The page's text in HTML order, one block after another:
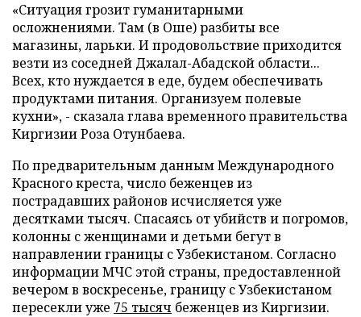
«Ситуация грозит гуманитарными
осложнениями. Там (в Оше) разбиты все
магазины, ларьки. И продовольствие приходится
везти из соседней Джалал-Абадской области...
Всех, кто нуждается в еде, будем обеспечивать
продуктами питания. Организуем полевые
кухни», - сказала глава временного правительства
Киргизии Роза Отунбаева.
По предварительным данным Международного
Красного креста, число беженцев из
пострадавших районов исчисляется уже
десятками тысяч. Спасаясь от убийств и погромов,
колонны с женщинами и детьми бегут в
направлении границы с Узбекистаном. Согласно
информации МЧС этой страны, предоставленной
вечером в воскресенье, границу с Узбекистаном
пересекли уже 75 тысяч беженцев из Киргизии.